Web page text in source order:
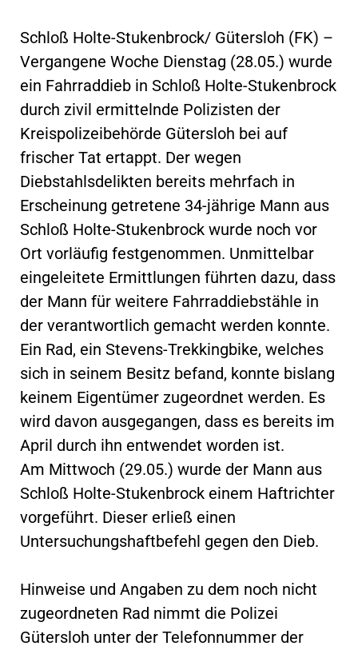
Schloß Holte-Stukenbrock/ Gütersloh (FK) –
Vergangene Woche Dienstag (28.05.) wurde
ein Fahrraddieb in Schloß Holte-Stukenbrock
durch zivil ermittelnde Polizisten der
Kreispolizeibehörde Gütersloh bei auf
frischer Tat ertappt. Der wegen
Diebstahlsdelikten bereits mehrfach in
Erscheinung getretene 34-jährige Mann aus
Schloß Holte-Stukenbrock wurde noch vor
Ort vorläufig festgenommen. Unmittelbar
eingeleitete Ermittlungen führten dazu, dass
der Mann für weitere Fahrraddiebstähle in
der verantwortlich gemacht werden konnte.
Ein Rad, ein Stevens-Trekkingbike, welches
sich in seinem Besitz befand, konnte bislang
keinem Eigentümer zugeordnet werden. Es
wird davon ausgegangen, dass es bereits im
April durch ihn entwendet worden ist.
Am Mittwoch (29.05.) wurde der Mann aus
Schloß Holte-Stukenbrock einem Haftrichter
vorgeführt. Dieser erließ einen
Untersuchungshaftbefehl gegen den Dieb.
Hinweise und Angaben zu dem noch nicht
zugeordneten Rad nimmt die Polizei
Gütersloh unter der Telefonnummer der